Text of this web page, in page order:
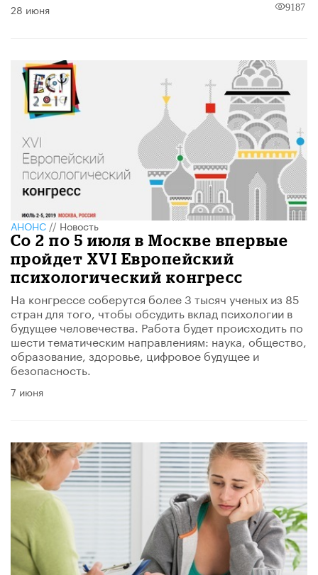
28 июня 9187
АНОНС // Новость
Со 2 по 5 июля в Москве впервые
пройдет XVI Европейский
психологический конгресс
На конгрессе соберутся более 3 тысяч ученых из 85
стран для того, чтобы обсудить вклад психологии в
будущее человечества. Работа будет происходить по
шести тематическим направлениям: наука, общество,
образование, здоровье, цифровое будущее и
безопасность.
7 июня